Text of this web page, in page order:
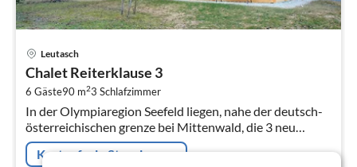
Leutasch
Chalet Reiterklause 3
6 Gäste90 m23 Schlafzimmer
In der Olympiaregion Seefeld liegen, nahe der deutsch-
österreichischen grenze bei Mittenwald, die 3 neu
erbauten Holzhäuschen in nahezu unberührter Natur -
der ideale Platz, um zur...
Kostenfreie Stornierung